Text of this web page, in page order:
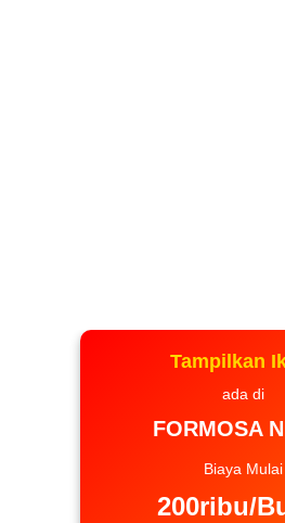
Tampilkan
ada di
FORMOSA
Biaya Mulai
200ribu/